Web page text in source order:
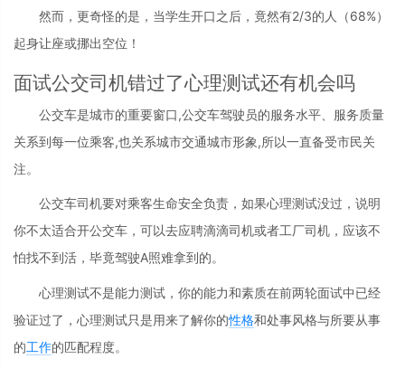
然而，更奇怪的是，当学生开口之后，竟然有2/3的人（68%）
起身让座或挪出空位！
面试公交司机错过了心理测试还有机会吗
公交车是城市的重要窗口,公交车驾驶员的服务水平、服务质量
关系到每一位乘客,也关系城市交通城市形象,所以一直备受市民关
注。
公交车司机要对乘客生命安全负责，如果心理测试没过，说明
你不太适合开公交车，可以去应聘滴滴司机或者工厂司机，应该不
怕找不到活，毕竟驾驶A照难拿到的。
心理测试不是能力测试，你的能力和素质在前两轮面试中已经
验证过了，心理测试只是用来了解你的性格和处事风格与所要从事
的工作的匹配程度。